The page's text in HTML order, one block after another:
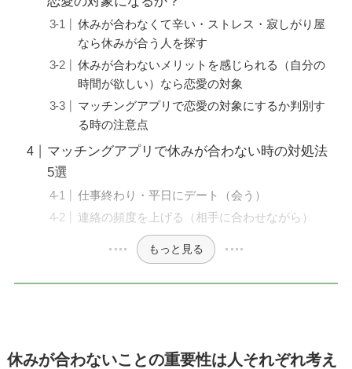
休みが合わなくて辛い・ストレス・寂しがり屋
なら休みが合う人を探す
休みが合わないメリットを感じられる（自分の
時間が欲しい）なら恋愛の対象
マッチングアプリで恋愛の対象にするか判別す
る時の注意点
マッチングアプリで休みが合わない時の対処法
5選
仕事終わり・平日にデート（会う）
連絡の頻度を上げる（相手に合わせながら）
もっと見る
休みが合わないことの重要性は人それぞれ考え